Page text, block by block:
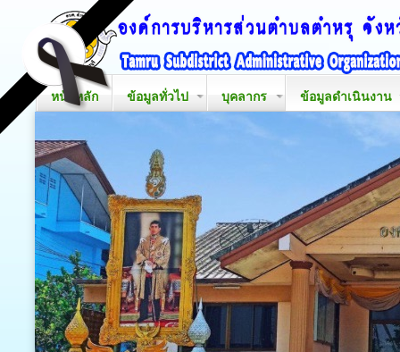
หน้าหลัก ข้อมูลทั่วไป บุคลากร ข้อมูลดำเนินงาน